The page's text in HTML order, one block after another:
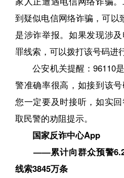
到疑似电信网络诈骗，可以
是涉诈举报。如果发现涉
罪线索，可以拨打该号码进
公安机关提醒：96110是
警准确率很高，如接到该
您一定要及时接听，如实
取民警的劝阻提示。
国家反诈中心App
——累计向群众预警
线索3845万条